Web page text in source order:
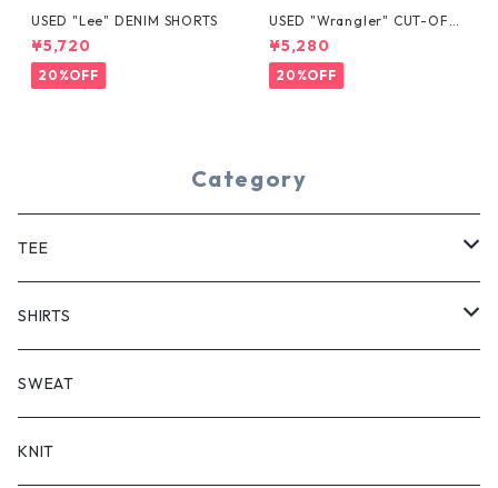
USED "Lee" DENIM SHORTS
¥5,720
20%OFF
USED "Wrangler" CUT-OFF
DENIM SHORTS
¥5,280
20%OFF
Category
TEE
SHORT SLEEVE
LONG SLEEVE
SHIRTS
SHORT SLEEVE
LONG SLEEVE
SWEAT
KNIT